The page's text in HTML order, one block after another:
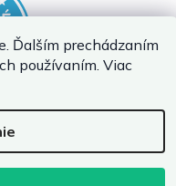
Ďalším prechádzaním
používaním. Viac